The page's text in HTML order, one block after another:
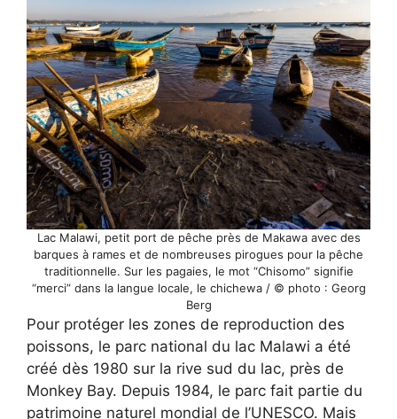
Lac Malawi, petit port de pêche près de Makawa avec des
barques à rames et de nombreuses pirogues pour la pêche
traditionnelle. Sur les pagaies, le mot “Chisomo” signifie
“merci” dans la langue locale, le chichewa / © photo : Georg
Berg
Pour protéger les zones de reproduction des
poissons, le parc national du lac Malawi a été
créé dès 1980 sur la rive sud du lac, près de
Monkey Bay. Depuis 1984, le parc fait partie du
patrimoine naturel mondial de l’UNESCO. Mais